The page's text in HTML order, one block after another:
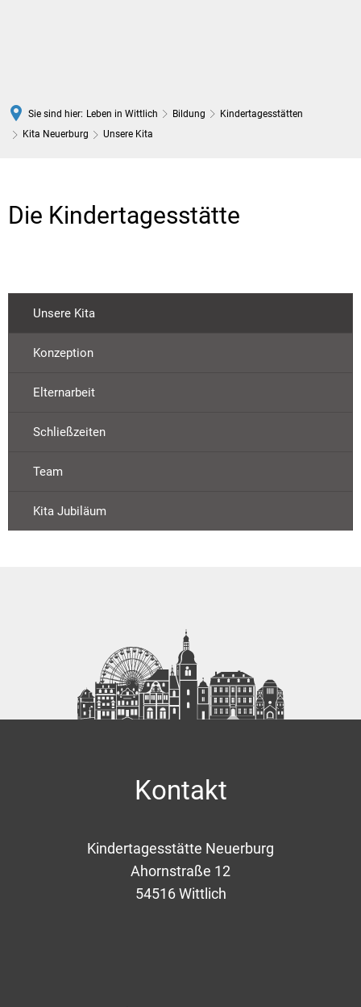
Sie sind hier: Leben in Wittlich Bildung
Kindertagesstätten
Kita Neuerburg
Unsere Kita
Kita
Die Kindertagesstätte
Unsere Kita
Konzeption
Elternarbeit
Schließzeiten
Team
Kita Jubiläum
Kontakt
Kindertagesstätte Neuerburg
Ahornstraße 12
54516 Wittlich